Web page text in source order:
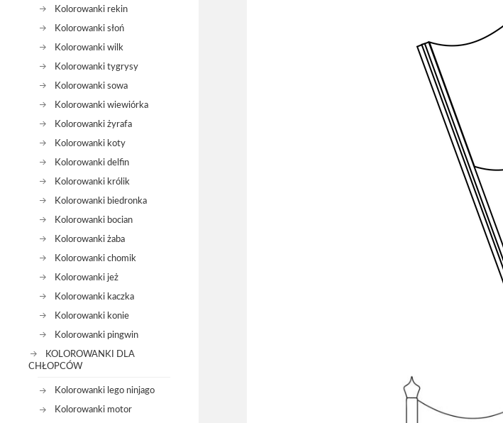
Kolorowanki rekin
Kolorowanki słoń
Kolorowanki wilk
Kolorowanki tygrysy
Kolorowanki sowa
Kolorowanki wiewiórka
Kolorowanki żyrafa
Kolorowanki koty
Kolorowanki delfin
Kolorowanki królik
Kolorowanki biedronka
Kolorowanki bocian
Kolorowanki żaba
Kolorowanki chomik
Kolorowanki jeż
Kolorowanki kaczka
Kolorowanki konie
Kolorowanki pingwin
KOLOROWANKI DLA
CHŁOPCÓW
Kolorowanki lego ninjago
Kolorowanki motor